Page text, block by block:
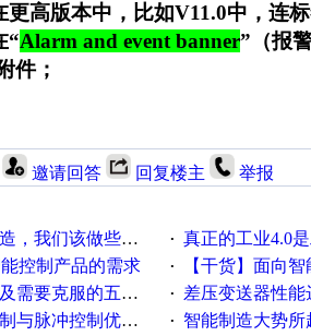
更高版本中，比如V11.0中，连
“Alarm and event banner”（报
件；
邀请回答 回复楼主 举报
我们该做些什么 · 真正的工业4.0
控制产品的需求 · 【干货】面向
要克服的五个障碍 · 差压变送器性能达
脉冲控制优缺点 · 智能制造大势所趋